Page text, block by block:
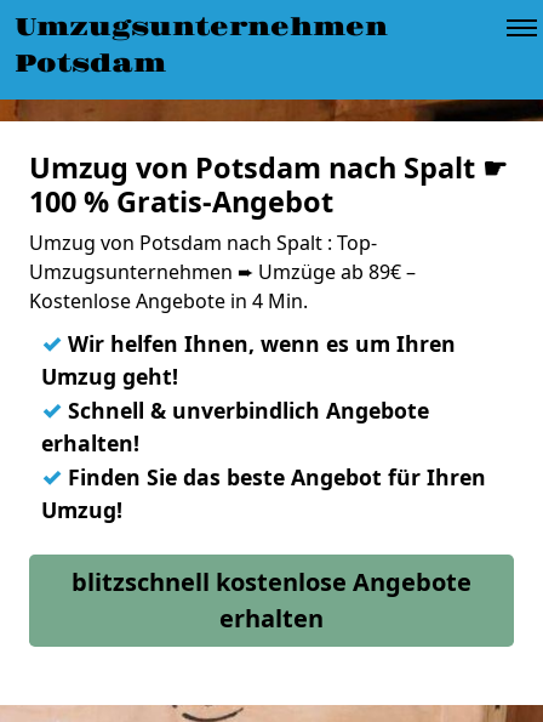
Umzugsunternehmen
Potsdam
Umzug von Potsdam nach Spalt ☛
100 % Gratis-Angebot
Umzug von Potsdam nach Spalt : Top-
Umzugsunternehmen ➨ Umzüge ab 89€ –
Kostenlose Angebote in 4 Min.
✓ Wir helfen Ihnen, wenn es um Ihren
Umzug geht!
✓ Schnell & unverbindlich Angebote
erhalten!
✓ Finden Sie das beste Angebot für Ihren
Umzug!
blitzschnell kostenlose Angebote
erhalten